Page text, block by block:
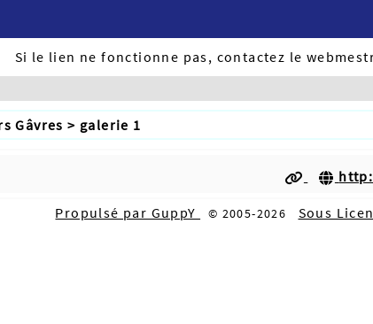
Si le lien ne fonctionne pas, contactez le
Gâvres > galerie 1
Propulsé par GuppY © 2005-2026 Sous